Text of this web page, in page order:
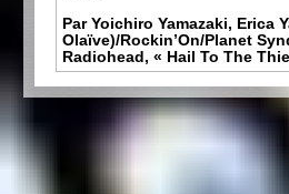
Par Yoichiro Yamazaki, Erica
Olaïve)/Rockin’On/Planet
Radiohead, « Hail To The